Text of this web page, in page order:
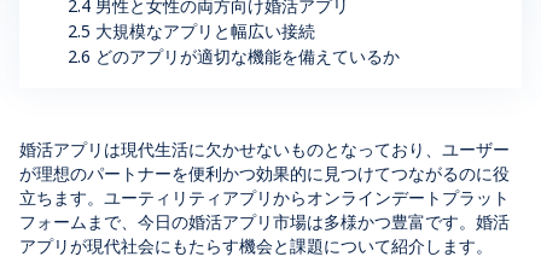
婚活アプリは現代生活に欠かせないものとなっており、ユーザー
が理想のパートナーを便利かつ効果的に見つけてつながるのに役
立ちます。ユーティリティアプリからオンラインデートプラット
フォームまで、今日の婚活アプリ市場は多様かつ豊富です。婚活
アプリが現代社会にもたらす機会と課題について紹介します。
2.4 男性と女性の両方向け婚活アプリ
2.5 大規模なアプリと幅広い接続
2.6 どのアプリが適切な機能を備えているか